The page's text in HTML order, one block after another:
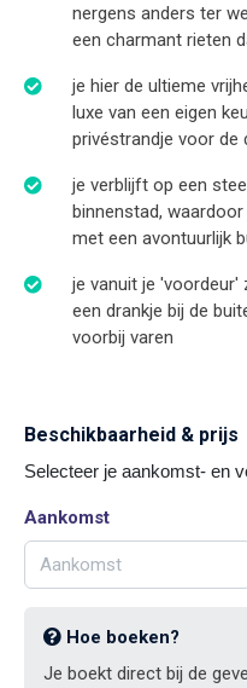
nergens anders ter
een charmant rieten
je hier de ultieme
luxe van een eigen
privéstrandje voor de
je verblijft op een
binnenstad,
met een avontuurlijk
je vanuit je
een drankje bij de
voorbij varen
Beschikbaarheid & prijs
Selecteer je aankomst- en
Aankomst
Hoe boeken?
Je boekt direct bij de